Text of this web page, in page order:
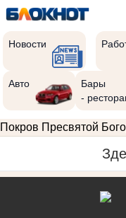
Новости
Авто
Бары
-
Покров Пресвятой